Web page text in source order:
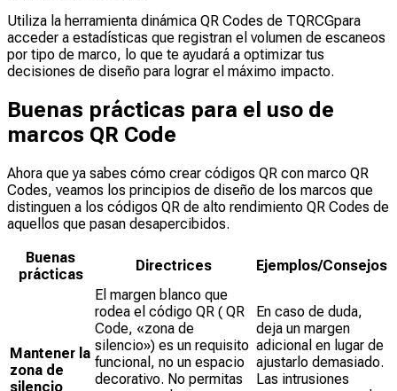
Utiliza la herramienta dinámica QR Codes de TQRCGpara
acceder a estadísticas que registran el volumen de escaneos
por tipo de marco, lo que te ayudará a optimizar tus
decisiones de diseño para lograr el máximo impacto.
Buenas prácticas para el uso de
marcos QR Code
Ahora que ya sabes cómo crear códigos QR con marco QR
Codes, veamos los principios de diseño de los marcos que
distinguen a los códigos QR de alto rendimiento QR Codes de
aquellos que pasan desapercibidos.
Buenas
prácticas
Directrices Ejemplos/Consejos
Mantener la
zona de
silencio
El margen blanco que
rodea el código QR ( QR
Code, «zona de
silencio») es un requisito
funcional, no un espacio
decorativo. No permitas
En caso de duda,
deja un margen
adicional en lugar de
ajustarlo demasiado.
Las intrusiones